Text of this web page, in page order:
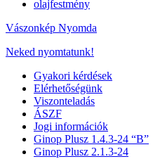
olajfestmény
Vászonkép Nyomda
Neked nyomtatunk!
Gyakori kérdések
Elérhetőségünk
Viszonteladás
ÁSZF
Jogi információk
Ginop Plusz 1.4.3-24 “B”
Ginop Plusz 2.1.3-24